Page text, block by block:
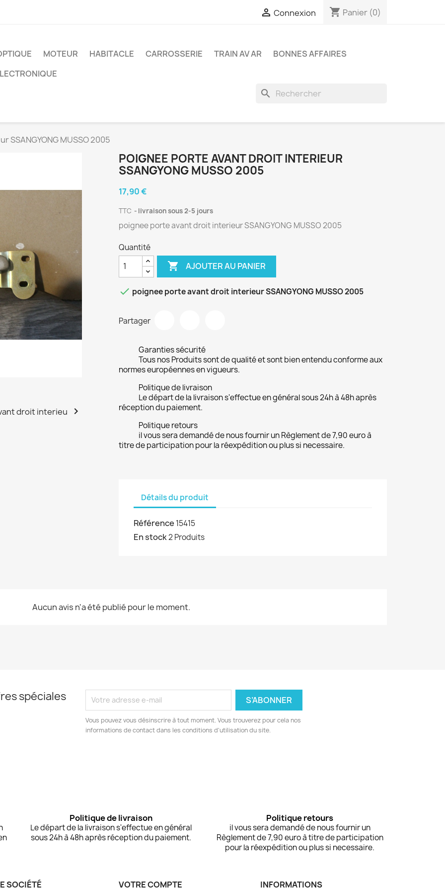
 Connexion shopping_cart Panier (0)
MOTEUR HABITACLE CARROSSERIE TRAIN AV AR
BONNES AFFAIRES
search
MUSSO 2005

POIGNEE PORTE AVANT DROIT INTERIEUR
SSANGYONG MUSSO 2005
17,90 €
TTC livraison sous 2-5 jours
poignee porte avant droit interieur SSANGYONG MUSSO 2005
Quantité
 AJOUTER AU PANIER
 poignee porte avant droit interieur SSANGYONG MUSSO 2005
Partager
Garanties sécurité
Tous nos Produits sont de qualité et sont bien entendu conforme aux
normes européennes en vigueurs.
Politique de livraison
Le départ de la livraison s'effectue en général sous 24h à 48h après
réception du paiement.
Politique retours
il vous sera demandé de nous fournir un Règlement de 7,90 euro à
titre de participation pour la réexpédition ou plus si necessaire.
Détails du produit
Référence 15415
En stock2 Produits
Aucun avis n'a été publié pour le moment.
spéciales
Vous pouvez vous désinscrire à tout moment. Vous trouverez pour cela nos
informations de contact dans les conditions d'utilisation du site.
Politique de livraison
Le départ de la livraison s'effectue en général
sous 24h à 48h après réception du paiement.
Politique retours
il vous sera demandé de nous fournir un
Règlement de 7,90 euro à titre de participation
pour la réexpédition ou plus si necessaire.
SOCIÉTÉ VOTRE COMPTE INFORMATIONS